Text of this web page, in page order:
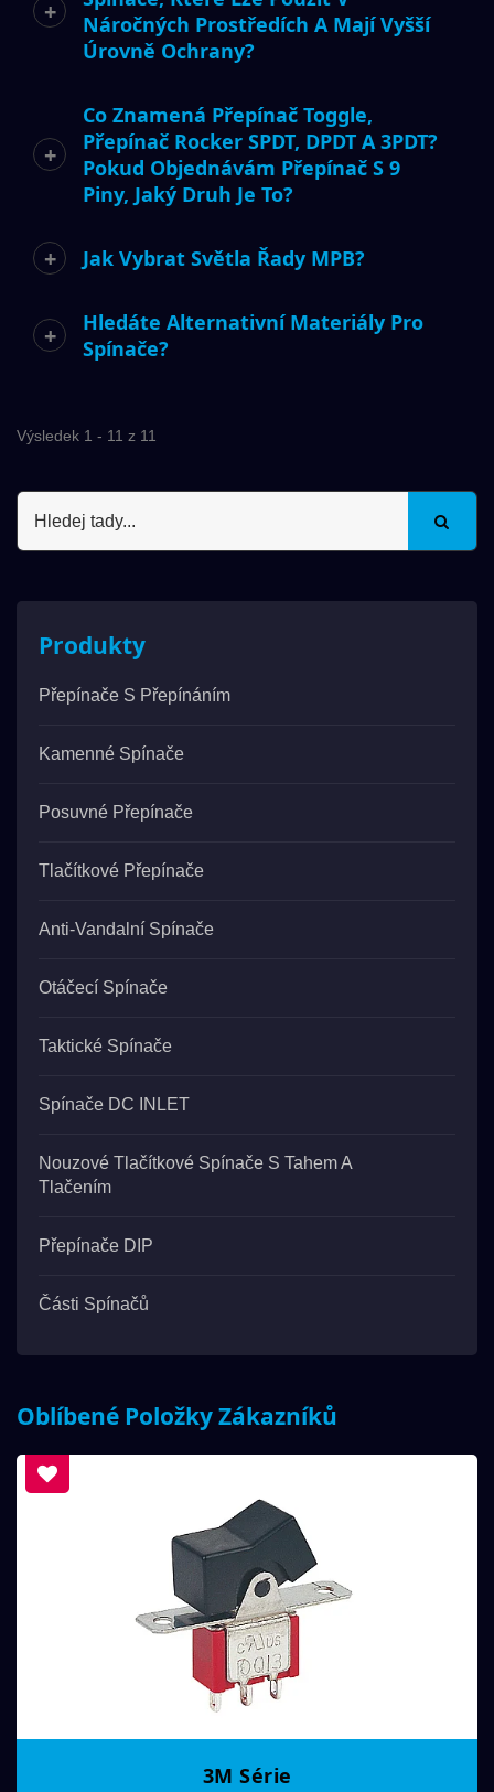
Náročných Prostředích A Mají Vyšší
Úrovně Ochrany?
Co Znamená Přepínač Toggle,
Přepínač Rocker SPDT, DPDT A 3PDT?
Pokud Objednávám Přepínač S 9
Piny, Jaký Druh Je To?
Jak Vybrat Světla Řady MPB?
Hledáte Alternativní Materiály Pro
Spínače?
Výsledek 1 - 11 z 11
Produkty
Přepínače S Přepínáním
Kamenné Spínače
Posuvné Přepínače
Tlačítkové Přepínače
Anti-Vandalní Spínače
Otáčecí Spínače
Taktické Spínače
Spínače DC INLET
Nouzové Tlačítkové Spínače S Tahem A
Tlačením
Přepínače DIP
Části Spínačů
Oblíbené Položky Zákazníků
3M Série